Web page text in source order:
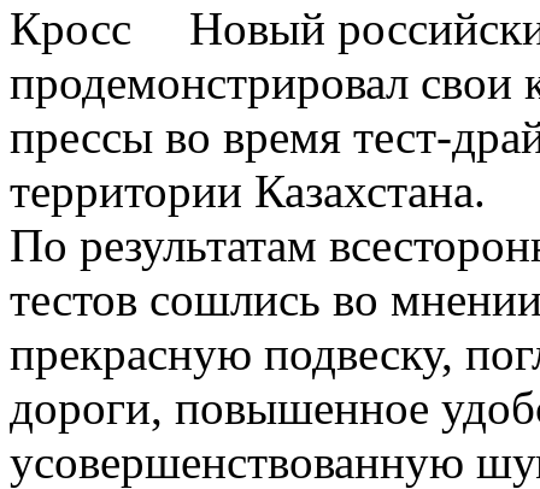
Новый
продемонстрировал свои
прессы во время тест-
территории Казахстана.
По результатам
тестов сошлись во
прекрасную подвеску,
дороги, повышенное
усовершенствованную